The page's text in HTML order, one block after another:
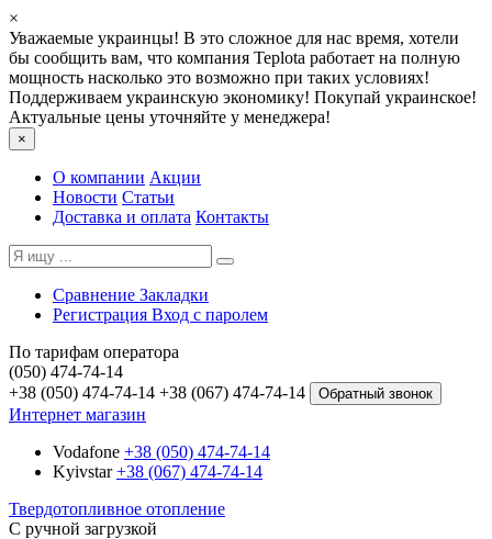
×
Уважаемые украинцы! В это сложное для нас время, хотели
бы сообщить вам, что компания Teplota работает на полную
мощность насколько это возможно при таких условиях!
Поддерживаем украинскую экономику! Покупай украинское!
Актуальные цены уточняйте у менеджера!
×
О компании Акции
Новости Статьи
Доставка и оплата Контакты
Сравнение Закладки
Регистрация Вход с паролем
По тарифам оператора
(050) 474-74-14
+38 (050) 474-74-14 +38 (067) 474-74-14 Обратный звонок
Интернет магазин
Vodafone +38 (050) 474-74-14
Kyivstar +38 (067) 474-74-14
Твердотопливное отопление
С ручной загрузкой